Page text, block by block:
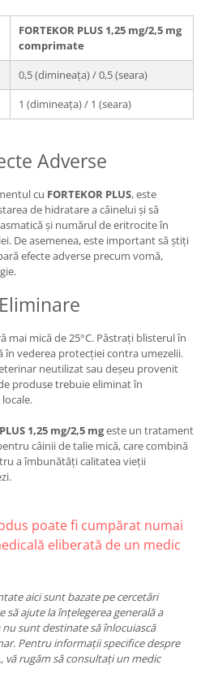
FORTEKOR PLUS 1,25 mg/2,5 mg
comprimate
0,5 (dimineața) / 0,5 (seara)
1 (dimineața) / 1 (seara)
Adverse
cu FORTEKOR PLUS, este
de hidratare a câinelui și să
și numărul de eritrocite în
De asemenea, este important să știți
efecte adverse precum vomă,
mai mică de 25°C. Păstrați blisterul în
în vederea protecției contra umezelii.
neutilizat sau deșeu provenit
produse trebuie eliminat în
1,25 mg/2,5 mgeste un tratament
câinii de talie mică, care combină
a îmbunătăți calitatea vieții
poate fi cumpărat numai
eliberată de un medic
aici sunt bazate pe cercetări
ajute la înțelegerea generală a
sunt destinate să înlocuiască
Pentru informații specifice despre
vă rugăm să consultați un medic